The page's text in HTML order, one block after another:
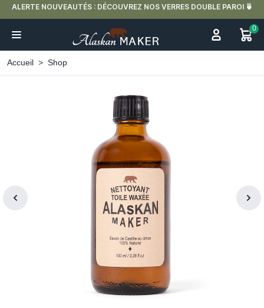
DOUBLE PAROI 🍵 LIVRAISON OFFERTE EN FRANCE MÉTROPOLITAINE
0
Accueil Shop